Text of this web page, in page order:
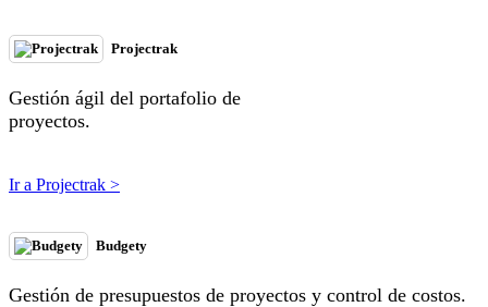
Projectrak
Gestión ágil del portafolio de
proyectos.
Ir a Projectrak >
Budgety
Gestión de presupuestos de proyectos y control de costos.